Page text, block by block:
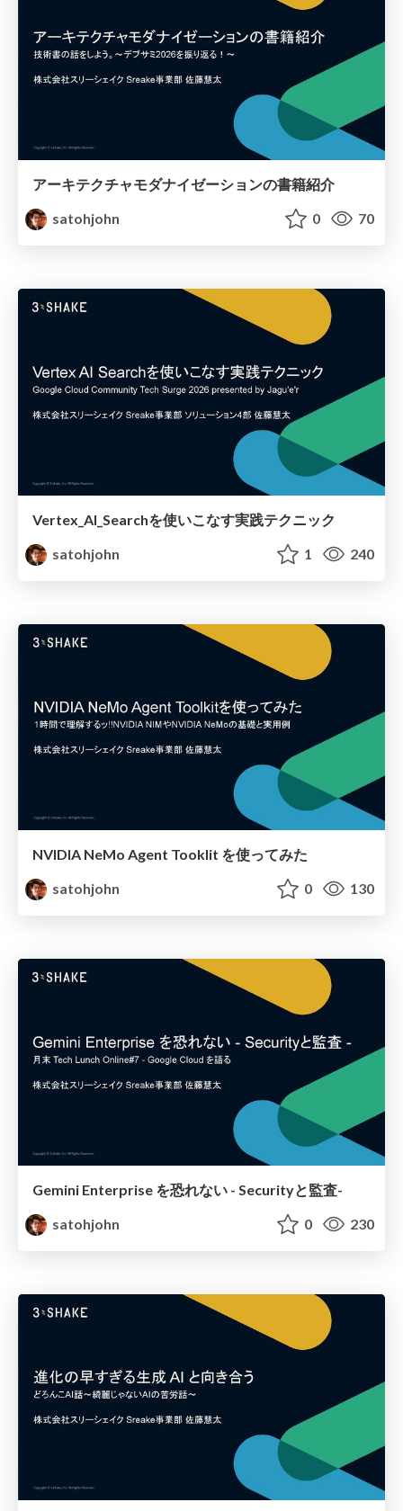
アーキテクチャモダナイゼーションの書籍紹介
satohjohn
0 70
Vertex_AI_Searchを使いこなす実践テクニック
satohjohn
1 240
NVIDIA NeMo Agent Tooklit を使ってみた
satohjohn
0 130
Gemini Enterprise を恐れない - Securityと監査-
satohjohn
0 230